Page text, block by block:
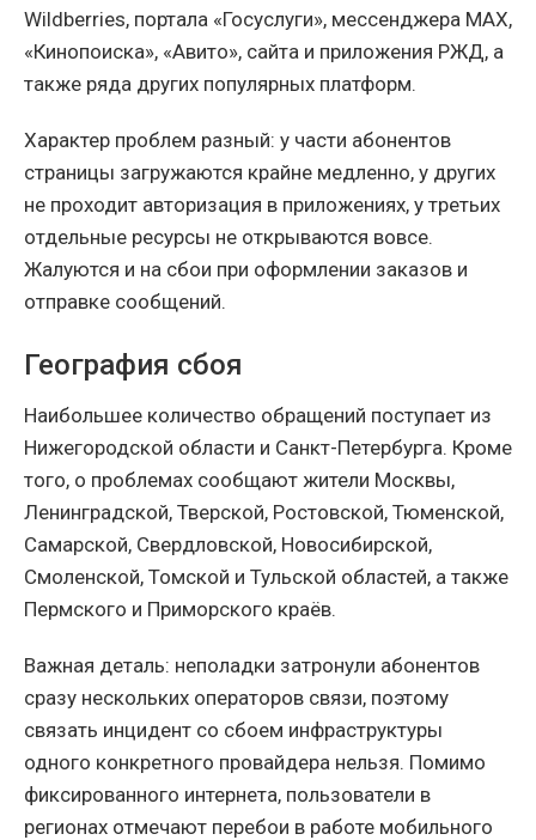
Wildberries, портала «Госуслуги», мессенджера MAX,
«Кинопоиска», «Авито», сайта и приложения РЖД, а
также ряда других популярных платформ.
Характер проблем разный: у части абонентов
страницы загружаются крайне медленно, у других
не проходит авторизация в приложениях, у третьих
отдельные ресурсы не открываются вовсе.
Жалуются и на сбои при оформлении заказов и
отправке сообщений.
География сбоя
Наибольшее количество обращений поступает из
Нижегородской области и Санкт-Петербурга. Кроме
того, о проблемах сообщают жители Москвы,
Ленинградской, Тверской, Ростовской, Тюменской,
Самарской, Свердловской, Новосибирской,
Смоленской, Томской и Тульской областей, а также
Пермского и Приморского краёв.
Важная деталь: неполадки затронули абонентов
сразу нескольких операторов связи, поэтому
связать инцидент со сбоем инфраструктуры
одного конкретного провайдера нельзя. Помимо
фиксированного интернета, пользователи в
регионах отмечают перебои в работе мобильного